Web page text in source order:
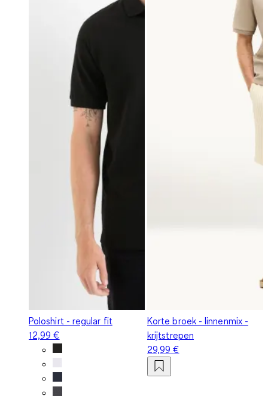
Poloshirt - regular fit
12,99 €
Korte broek - linnenmix -
krijtstrepen
29,99 €